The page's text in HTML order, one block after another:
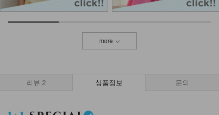
more
리뷰 2 상품정보 문의